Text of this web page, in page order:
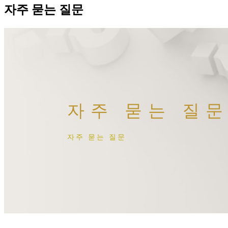
자주 묻는 질문
자주 묻는 질
자주 묻는 질문